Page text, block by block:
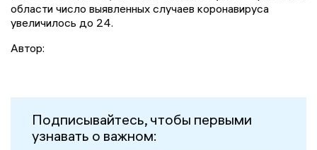
области число выявленных случаев коронавируса
увеличилось до 24.
Автор:
Подписывайтесь, чтобы первыми
узнавать о важном: